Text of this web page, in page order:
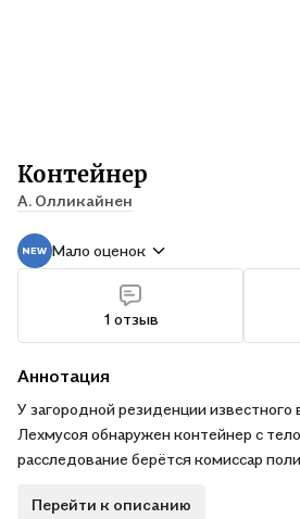
Контейнер
А. Олликайнен
Мало оценок
1 отзыв
Аннотация
У загородной резиденции известного
Лехмусоя обнаружен контейнер с
расследование берётся комиссар
бизнесом, который Лехмусоя много
Перейти к описанию